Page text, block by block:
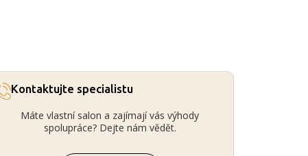
Kontaktujte specialistu
Máte vlastní salon a zajímají vás výhody
spolupráce? Dejte nám vědět.